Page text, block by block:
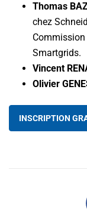
Thomas
chez
Smartgrids.
Vincent
Olivier
INSCRIPTION